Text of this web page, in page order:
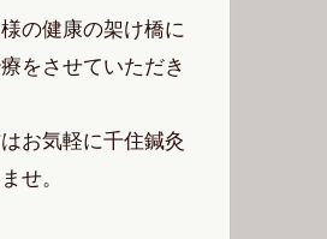
の健康の架け橋に
をさせていただき
お気軽に千住鍼灸
せ。